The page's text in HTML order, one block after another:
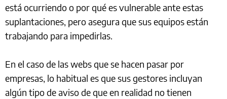
está ocurriendo o por qué es vulnerable ante estas
suplantaciones, pero asegura que sus equipos están
trabajando para impedirlas.
En el caso de las webs que se hacen pasar por
empresas, lo habitual es que sus gestores incluyan
algún tipo de aviso de que en realidad no tienen